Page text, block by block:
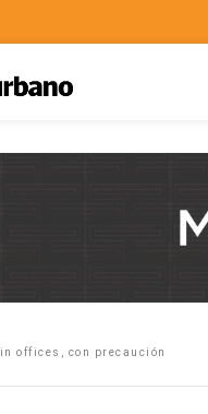
offices, con precaución